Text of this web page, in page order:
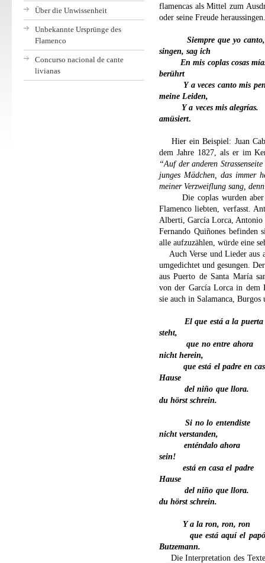
Über die Unwissenheit
Unbekannte Ursprünge des
Flamenco
Concurso nacional de cante
livianas
flamencas als Mittel zum
oder seine Freude heraussingen.
Siempre que yo
singen, sag ich
En mis coplas cosas
berührt
Y a veces canto mis
meine Leiden,
Y a veces mis alegrías.
amüsiert.
Hier ein Beispiel: Juan
dem Jahre 1827, als er im
“Auf der anderen
junges Mädchen, das immer
meiner Verzweiflung sang,
Die coplas wurden
Flamenco liebten, verfasst.
Alberti, García Lorca, Antonio
Fernando Quiñones befinden
alle aufzuzählen, würde eine
Auch Verse und Lieder aus
umgedichtet und gesungen.
aus Puerto de Santa María
von der García Lorca in dem
sie auch in Salamanca,
El que está a la puerta
steht,
que no entre ahora
nicht herein,
que está el padre en
Hause
del niño que llora.
du hörst schrein.
Si no lo entendiste
nicht verstanden,
enténdalo ahora
sein!
está en casa el padre
Hause
del niño que llora.
du hörst schrein.
Y a la ron, ron, ron
que está aquí el
Butzemann.
Die Interpretation des